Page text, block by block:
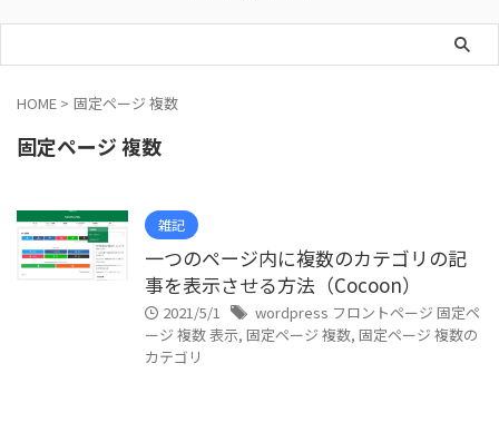
HOME > 固定ページ 複数
固定ページ 複数
雑記
一つのページ内に複数のカテゴリの記
事を表示させる方法（Cocoon）
2021/5/1
wordpress フロントページ 固定ペ
ージ 複数 表示, 固定ページ 複数, 固定ページ 複数の
カテゴリ